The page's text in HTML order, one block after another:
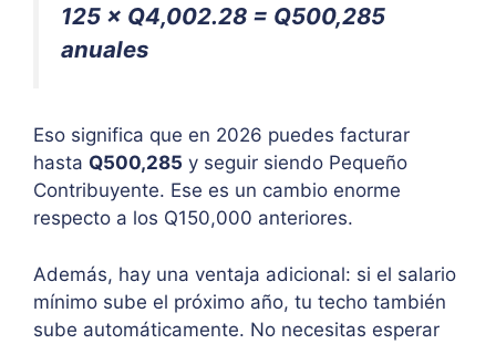
125 × Q4,002.28 = Q500,285
anuales
Eso significa que en 2026 puedes facturar
hasta Q500,285 y seguir siendo Pequeño
Contribuyente. Ese es un cambio enorme
respecto a los Q150,000 anteriores.
Además, hay una ventaja adicional: si el salario
mínimo sube el próximo año, tu techo también
sube automáticamente. No necesitas esperar